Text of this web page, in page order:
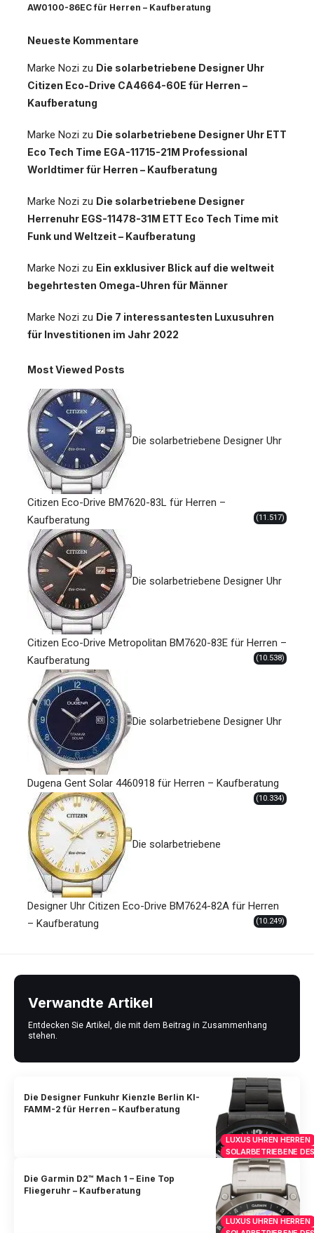
AW0100-86EC für Herren – Kaufberatung
Neueste Kommentare
Marke Nozi zu Die solarbetriebene Designer Uhr
Citizen Eco-Drive CA4664-60E für Herren –
Kaufberatung
Marke Nozi zu Die solarbetriebene Designer Uhr ETT
Eco Tech Time EGA-11715-21M Professional
Worldtimer für Herren – Kaufberatung
Marke Nozi zu Die solarbetriebene Designer
Herrenuhr EGS-11478-31M ETT Eco Tech Time mit
Funk und Weltzeit – Kaufberatung
Marke Nozi zu Ein exklusiver Blick auf die weltweit
begehrtesten Omega-Uhren für Männer
Marke Nozi zu Die 7 interessantesten Luxusuhren
für Investitionen im Jahr 2022
Most Viewed Posts
Die solarbetriebene Designer Uhr
Citizen Eco-Drive BM7620-83L für Herren –
Kaufberatung
(11.517)
Die solarbetriebene Designer Uhr
Citizen Eco-Drive Metropolitan BM7620-83E für Herren –
Kaufberatung
(10.538)
Die solarbetriebene Designer Uhr
Dugena Gent Solar 4460918 für Herren – Kaufberatung
(10.334)
Die solarbetriebene
Designer Uhr Citizen Eco-Drive BM7624-82A für Herren
– Kaufberatung
(10.249)
Verwandte Artikel
Entdecken Sie Artikel, die mit dem Beitrag in Zusammenhang
stehen.
LUXUS UHREN HERREN
SOLARBETRIEBENE
Die Designer Funkuhr Kienzle Berlin KI-
FAMM-2 für Herren – Kaufberatung
LUXUS UHREN HERREN
Die Garmin D2™ Mach 1 – Eine Top
Fliegeruhr – Kaufberatung